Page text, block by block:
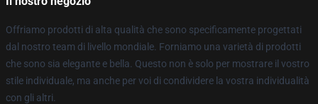
Offriamo prodotti di alta qualità che sono specificamente progettati
dal nostro team di livello mondiale. Forniamo una varietà di prodotti
che sono sia elegante e bella. Questo non è solo per mostrare il vostro
stile individuale, ma anche per voi di condividere la vostra individualità
con gli altri.